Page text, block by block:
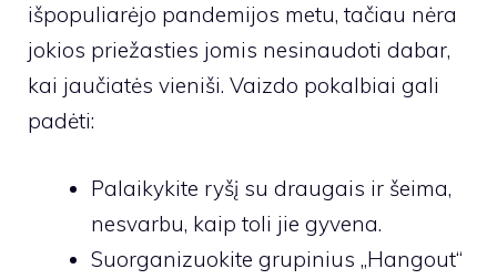
išpopuliarėjo pandemijos metu, tačiau nėra
jokios priežasties jomis nesinaudoti dabar,
kai jaučiatės vieniši. Vaizdo pokalbiai gali
padėti:
Palaikykite ryšį su draugais ir šeima,
nesvarbu, kaip toli jie gyvena.
Suorganizuokite grupinius „Hangout“